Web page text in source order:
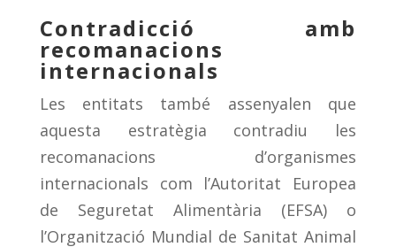
Contradicció amb
recomanacions
internacionals
Les entitats també assenyalen que
aquesta estratègia contradiu les
recomanacions d’organismes
internacionals com l’Autoritat Europea
de Seguretat Alimentària (EFSA) o
l’Organització Mundial de Sanitat Animal